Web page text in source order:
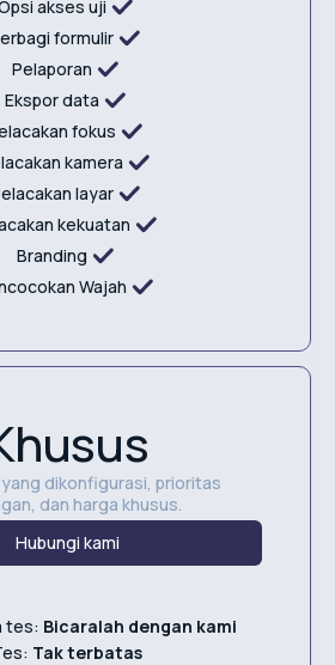
akses uji
formulir
Pelaporan
Ekspor data
fokus
kamera
layar
kekuatan
Branding
Wajah
dikonfigurasi, prioritas
dan harga khusus.
Hubungi kami
tes: Bicaralah dengan kami
Tak terbatas